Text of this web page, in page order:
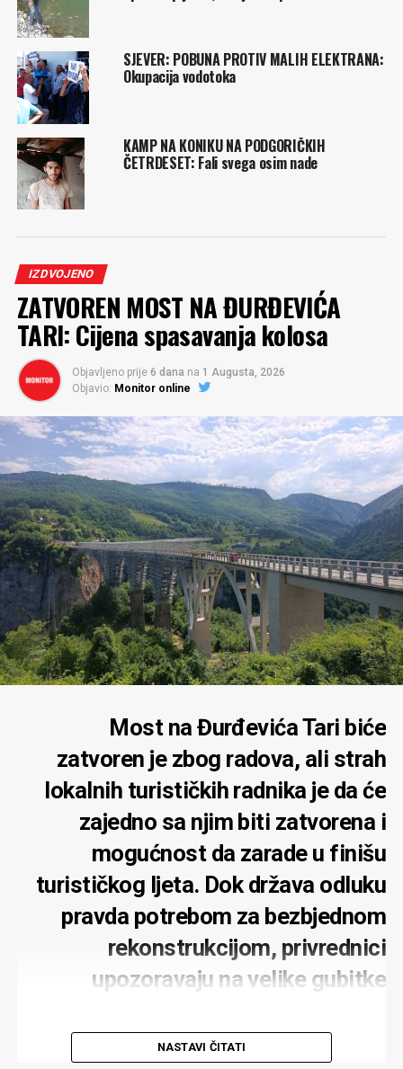
SJEVER: POBUNA PROTIV MALIH ELEKTRANA:
Okupacija vodotoka
KAMP NA KONIKU NA PODGORIČKIH
ČETRDESET: Fali svega osim nade
IZDVOJENO
ZATVOREN MOST NA ĐURĐEVIĆA
TARI: Cijena spasavanja kolosa
Objavljeno prije 6 dana na 1 Augusta, 2026
Objavio: Monitor online
Most na Đurđevića Tari biće
zatvoren je zbog radova, ali strah
lokalnih turističkih radnika je da će
zajedno sa njim biti zatvorena i
mogućnost da zarade u finišu
turističkog ljeta. Dok država odluku
pravda potrebom za bezbjednom
rekonstrukcijom, privrednici
upozoravaju na velike gubitke
NASTAVI ČITATI